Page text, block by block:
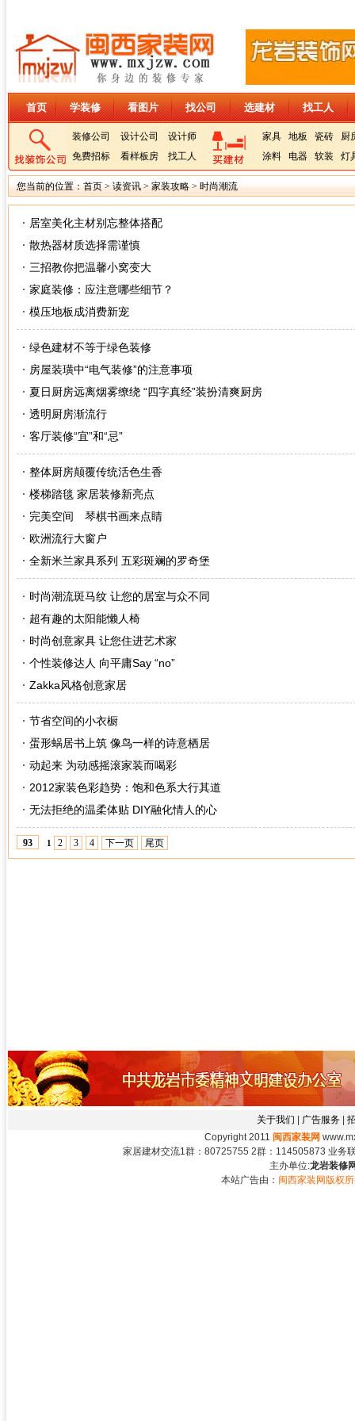
首页 学装修 看图片 找公司 选建材 找工人
装修公司 设计公司
设计师
免费招标
看样板房 找工人
家具 地板 瓷砖
厨
涂料
电器 软装 灯
您当前的位置：首页>读资讯>家装攻略>时尚潮流
居室美化主材别忘整体搭配
散热器材质选择需谨慎
三招教你把温馨小窝变大
家庭装修：应注意哪些细节？
模压地板成消费新宠
绿色建材不等于绿色装修
房屋装璜中“电气装修”的注意事项
夏日厨房远离烟雾缭绕 “四字真经”装扮清爽厨房
透明厨房渐流行
客厅装修“宜”和“忌”
整体厨房颠覆传统活色生香
楼梯踏毯 家居装修新亮点
完美空间 琴棋书画来点睛
欧洲流行大窗户
全新米兰家具系列 五彩斑斓的罗奇堡
时尚潮流斑马纹 让您的居室与众不同
超有趣的太阳能懒人椅
时尚创意家具 让您住进艺术家
个性装修达人 向平庸Say “no”
Zakka风格创意家居
节省空间的小衣橱
蛋形蜗居书上筑 像鸟一样的诗意栖居
动起来 为动感摇滚家装而喝彩
2012家装色彩趋势：饱和色系大行其道
无法拒绝的温柔体贴 DIY融化情人的心
93 1 2 3 4 下一页 尾页
关于我们 广告服务|
Copyright 2011 闽西家装网
家居建材交流1群：80725755 2群：114505873 业务
主办单位:龙岩装修
本站广告由： 闽西家装网版权